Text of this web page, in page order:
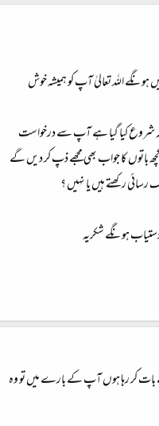
اللہ تعالیٰ آپ کو ہمیشہ خوش
شروع کیا گیا ہے آپ سے درخواست
باتوں کا جواب بھی مجھے ذپ کر دیں گے
رکھتے ہیں یا نہیں ؟
ہونگے شکریہ
بات کر رہا ہوں آپ کے بارے میں تو وہ